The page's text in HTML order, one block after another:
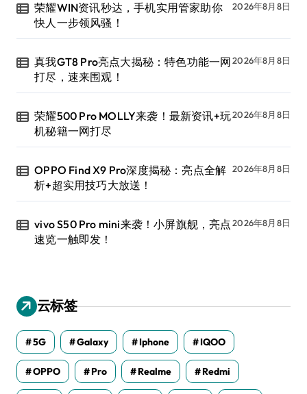
荣耀WIN资讯秒达，手机实用管家助你
快人一步领风骚！
2026年8月8日
真我GT8 Pro亮点大揭秘：特色功能一网
打尽，速来围观！
2026年8月8日
荣耀500 Pro MOLLY来袭！最新资讯+玩
机秘籍一网打尽
2026年8月8日
OPPO Find X9 Pro深度揭秘：亮点全解
析+超实用技巧大放送！
2026年8月8日
vivo S50 Pro mini来袭！小屏旗舰，亮点
速览一触即发！
2026年8月8日
云标签
5G Galaxy Iphone IQOO
OPPO Pro Realme Redmi